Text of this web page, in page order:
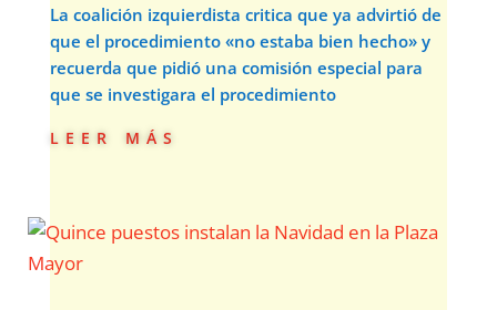
La coalición izquierdista critica que ya advirtió de
que el procedimiento «no estaba bien hecho» y
recuerda que pidió una comisión especial para
que se investigara el procedimiento
leer más